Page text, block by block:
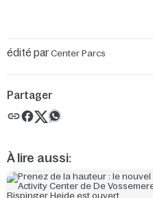
édité parCenter Parcs
Partager
À lire aussi: